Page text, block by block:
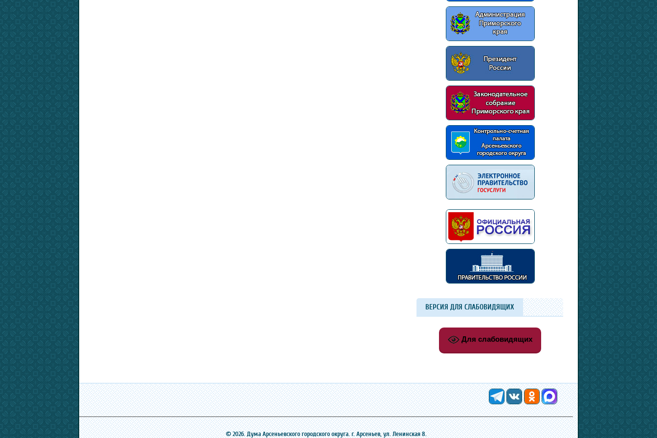
ВЕРСИЯ ДЛЯ СЛАБОВИДЯЩИХ
Для слабовидящих
© 2026. Дума Арсеньевского городского округа. г. Арсеньев, ‎ул. Ленинская 8.